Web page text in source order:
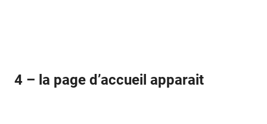
4 – la page d’accueil apparait